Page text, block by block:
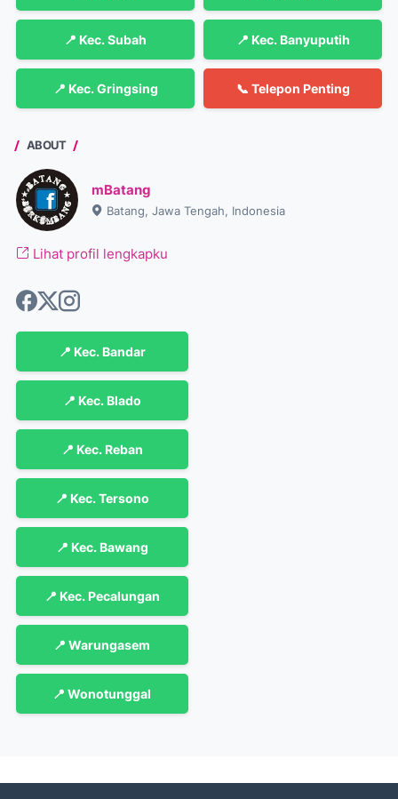
📍 Kec. Subah 📍 Kec. Banyuputih
📍 Kec. Gringsing 📞 Telepon Penting
ABOUT
mBatang
Batang, Jawa Tengah, Indonesia
Lihat profil lengkapku
📍 Kec. Bandar
📍 Kec. Blado
📍 Kec. Reban
📍 Kec. Tersono
📍 Kec. Bawang
📍 Kec. Pecalungan
📍 Warungasem
📍 Wonotunggal